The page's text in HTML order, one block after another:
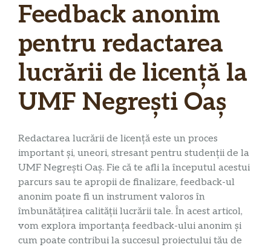
Feedback anonim
pentru redactarea
lucrării de licență la
UMF Negrești Oaș
Redactarea lucrării de licență este un proces
important și, uneori, stresant pentru studenții de la
UMF Negrești Oaș. Fie că te afli la începutul acestui
parcurs sau te apropii de finalizare, feedback-ul
anonim poate fi un instrument valoros în
îmbunătățirea calității lucrării tale. În acest articol,
vom explora importanța feedback-ului anonim și
cum poate contribui la succesul proiectului tău de